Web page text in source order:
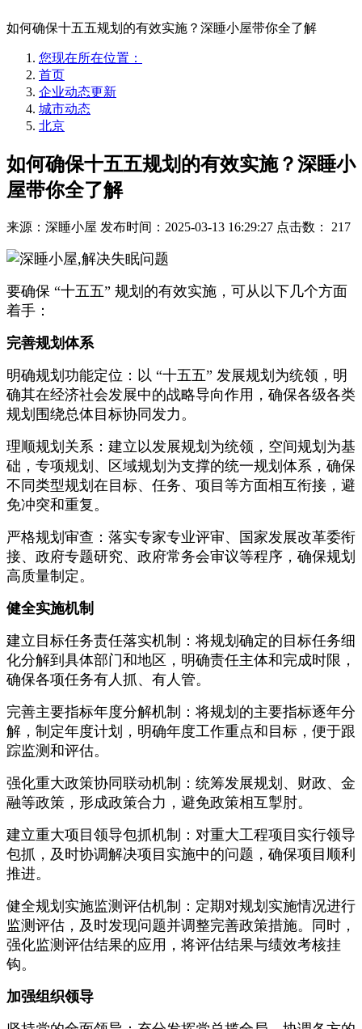
如何确保十五五规划的有效实施？深睡小屋带你全了解
您现在所在位置：
首页
企业动态更新
城市动态
北京
如何确保十五五规划的有效实施？深睡小
屋带你全了解
来源：深睡小屋 发布时间：2025-03-13 16:29:27 点击数： 217
要确保 “十五五” 规划的有效实施，可从以下几个方面
着手：
完善规划体系
明确规划功能定位：以 “十五五” 发展规划为统领，明
确其在经济社会发展中的战略导向作用，确保各级各类
规划围绕总体目标协同发力。
理顺规划关系：建立以发展规划为统领，空间规划为基
础，专项规划、区域规划为支撑的统一规划体系，确保
不同类型规划在目标、任务、项目等方面相互衔接，避
免冲突和重复。
严格规划审查：落实专家专业评审、国家发展改革委衔
接、政府专题研究、政府常务会审议等程序，确保规划
高质量制定。
健全实施机制
建立目标任务责任落实机制：将规划确定的目标任务细
化分解到具体部门和地区，明确责任主体和完成时限，
确保各项任务有人抓、有人管。
完善主要指标年度分解机制：将规划的主要指标逐年分
解，制定年度计划，明确年度工作重点和目标，便于跟
踪监测和评估。
强化重大政策协同联动机制：统筹发展规划、财政、金
融等政策，形成政策合力，避免政策相互掣肘。
建立重大项目领导包抓机制：对重大工程项目实行领导
包抓，及时协调解决项目实施中的问题，确保项目顺利
推进。
健全规划实施监测评估机制：定期对规划实施情况进行
监测评估，及时发现问题并调整完善政策措施。同时，
强化监测评估结果的应用，将评估结果与绩效考核挂
钩。
加强组织领导